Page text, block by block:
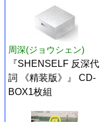
周深(ジョウシェン)
『SHENSELF 反深代
詞 《精装版》』 CD-
BOX1枚組